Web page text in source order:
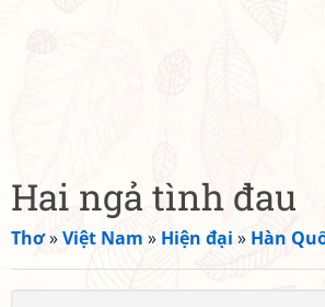
Hai ngả tình đau
Thơ»Việt Nam » Hiện đại » Hàn